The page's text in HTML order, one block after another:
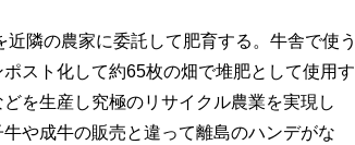
隣の農家に委託して肥育する。牛舎で使う
スト化して約65枚の畑で堆肥として使用す
を生産し究極のリサイクル農業を実現し
や成牛の販売と違って離島のハンデがな